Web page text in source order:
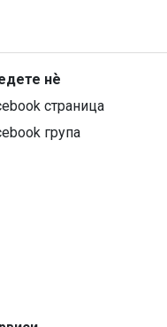
нѐ
страница
група